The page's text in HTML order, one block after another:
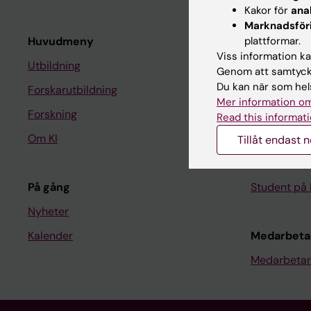
Huvudmeny
Utbildning
Forskarutbildning
Forskning
Om KI
På gång
Nyheter
Kalender
Student
Ladok
Canvas
Schema
Student på
Kakor för
plattformar.
Viss information
Genom att
Du kan när som
Mer information
Read this
Tillåt endast